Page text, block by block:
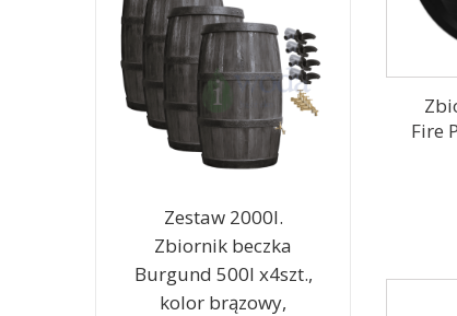
Zestaw 2000l.
Zbiornik beczka
Burgund 500l x4szt.,
kolor brązowy,
Fire